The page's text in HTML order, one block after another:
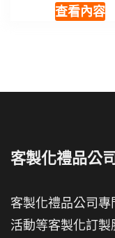
查看內容
客製化禮品公
客製化禮品公司
活動等客製化訂